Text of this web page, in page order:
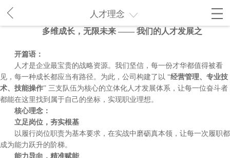
人才理念
多维成长，无限未来 —— 我们的人才发展之
开篇语：
人才是企业最宝贵的战略资源。我们坚信，每一份才华都值得被看
见，每一种成长都应当有路径。为此，公司构建了以 “经营管理、专业技
术、技能操作” 三支队伍为核心的立体化人才发展体系，让每一位奋斗者
都能在这里找到属于自己的坐标，实现职业理想。
核心理念：
立足岗位，夯实根基
以履行岗位职责为基本要求，在实战中磨砺真本领，让每一次履职都
成为能力跃升的阶梯。
能力导向，精准赋能